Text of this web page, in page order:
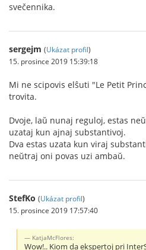
svečennika.
sergejm (Ukázat profil)
15. prosince 2019 15:39:18
Mi ne scipovis elŝuti "Le Petit
trovita.
Dvoje, laŭ nunaj reguloj, estas
uzataj kun ajnaj substantivoj.
Dva estas uzata kun viraj
neŭtraj oni povas uzi ambaŭ.
StefKo (Ukázat profil)
15. prosince 2019 17:57:40
KatjaMcFlores:
Wow!.. Kiom da ekspertoj pri